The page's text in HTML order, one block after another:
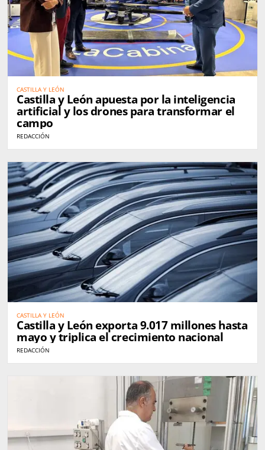
CASTILLA Y LEÓN
Castilla y León apuesta por la inteligencia
artificial y los drones para transformar el
campo
REDACCIÓN
CASTILLA Y LEÓN
Castilla y León exporta 9.017 millones hasta
mayo y triplica el crecimiento nacional
REDACCIÓN